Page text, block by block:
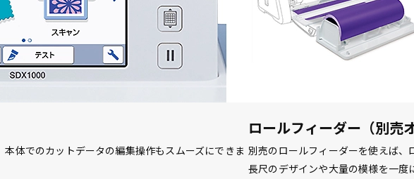
体でのカットデータの編集操作もスムーズにできま
ロールフィーダー（別売
別売のロールフィーダーを使えば、
長尺のデザインや大量の模様を一度